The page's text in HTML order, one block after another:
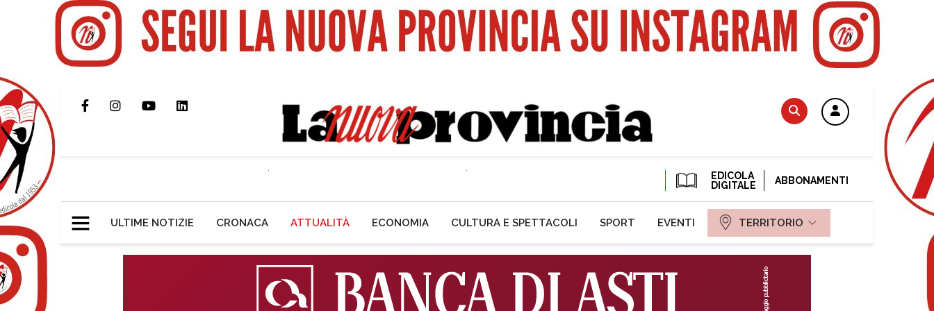
EDICOLA
DIGITALE
ABBONAMENTI
ULTIME NOTIZIE CRONACA ATTUALITÀ ECONOMIA CULTURA E SPETTACOLI SPORT EVENTI TERRITORIO